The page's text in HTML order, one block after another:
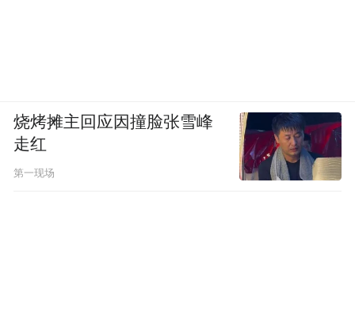
烧烤摊主回应因撞脸张雪峰
走红
第一现场